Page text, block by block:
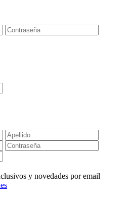
y novedades por email